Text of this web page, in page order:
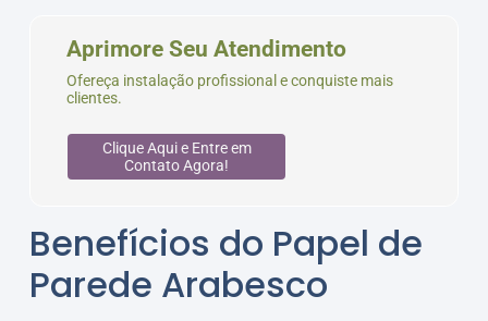
Aprimore Seu Atendimento
Ofereça instalação profissional e conquiste mais
clientes.
Clique Aqui e Entre em
Contato Agora!
Benefícios do Papel de
Parede Arabesco